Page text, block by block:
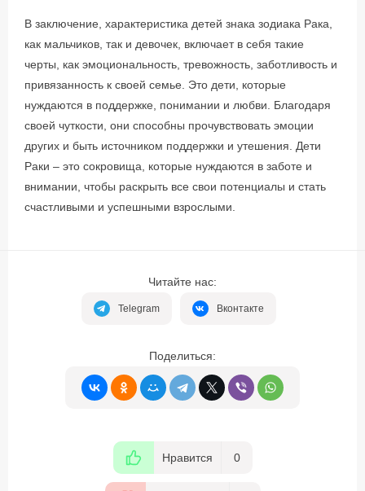
В заключение, характеристика детей знака зодиака Рака,
как мальчиков, так и девочек, включает в себя такие
черты, как эмоциональность, тревожность, заботливость и
привязанность к своей семье. Это дети, которые
нуждаются в поддержке, понимании и любви. Благодаря
своей чуткости, они способны прочувствовать эмоции
других и быть источником поддержки и утешения. Дети
Раки – это сокровища, которые нуждаются в заботе и
внимании, чтобы раскрыть все свои потенциалы и стать
счастливыми и успешными взрослыми.
Читайте нас:
Telegram Вконтакте
Поделиться:
Нравится 0